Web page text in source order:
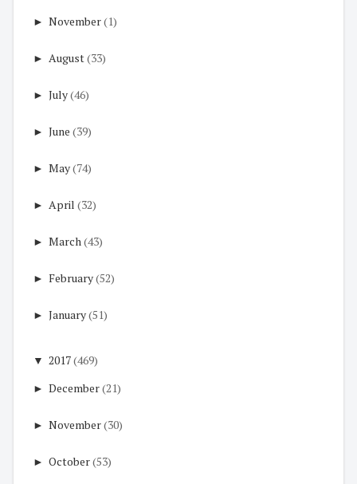
► November(1)
► August(33)
► July(46)
► June (39)
► May(74)
► April (32)
► March(43)
► February(52)
► January(51)
▼ 2017(469)
► December(21)
► November(30)
► October(53)